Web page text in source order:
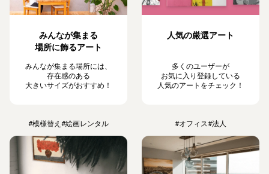
みんなが集まる
場所に飾るアート
みんなが集まる場所には、
存在感のある
大きいサイズがおすすめ！
人気の厳選アート
多くのユーザーが
お気に入り登録している
人気のアートをチェック！
#模様替え #絵画レンタル #オフィス#法人